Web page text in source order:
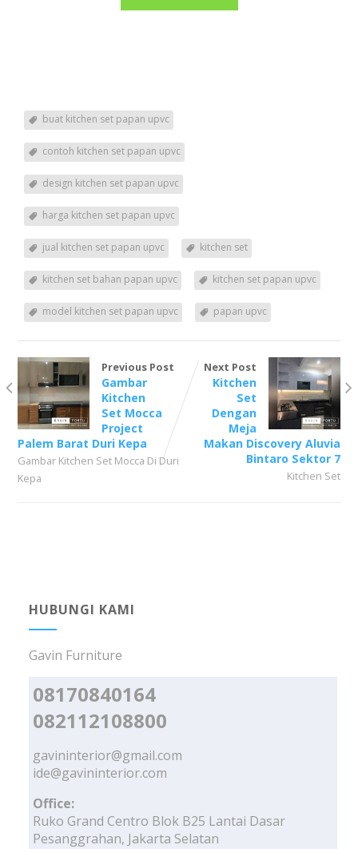
buat kitchen set papan upvc
contoh kitchen set papan upvc
design kitchen set papan upvc
harga kitchen set papan upvc
jual kitchen set papan upvc kitchen set
kitchen set bahan papan upvc kitchen set papan upvc
model kitchen set papan upvc papan upvc
Previous Post
Gambar
Kitchen
Set Mocca
Project
Palem Barat Duri Kepa
Gambar Kitchen Set Mocca Di Duri
Kepa
Next Post
Kitchen
Set
Dengan
Meja
Makan Discovery Aluvia
Bintaro Sektor 7
Kitchen Set
HUBUNGI KAMI
Gavin Furniture
08170840164
082112108800
gavininterior@gmail.com
ide@gavininterior.com
Office:
Ruko Grand Centro Blok B25 Lantai Dasar
Pesanggrahan, Jakarta Selatan